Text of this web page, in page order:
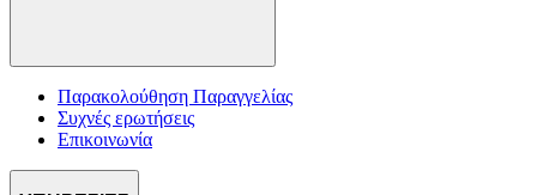
Παρακολούθηση Παραγγελίας
Συχνές ερωτήσεις
Επικοινωνία